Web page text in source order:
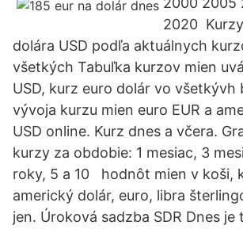
2020
dolára USD podľa aktuálnych
všetkých Tabuľka kurzov mien
USD, kurz euro dolár vo
vývoja kurzu mien euro EUR a
USD online. Kurz dnes a včera.
kurzy za obdobie: 1 mesiac, 3
roky, 5 a 10 hodnôt mien v koši,
americký dolár, euro, libra
jen. Úroková sadzba SDR Dnes